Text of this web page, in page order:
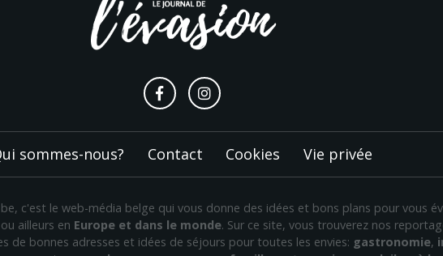
sommes-nous? Contact Cookies Vie privée
c'est le web-média belge qui vous donne des idées et bons plans pour vous
ailleurs en Europe et dans le monde. Sur ce site, vous trouverez nos
de bonnes adresses et idées de séjours pour toutes les envies: gastronomie,